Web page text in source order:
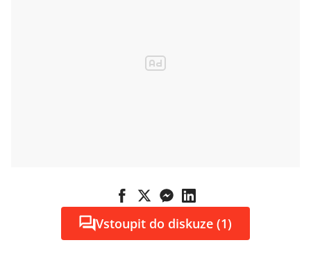
Vstoupit do diskuze (1)